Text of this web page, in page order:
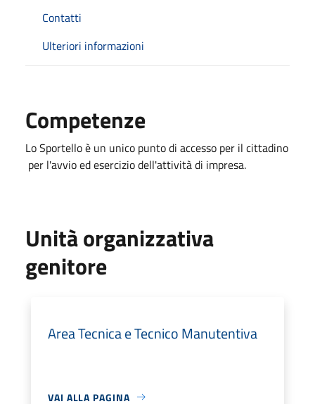
Contatti
Ulteriori informazioni
Competenze
Lo Sportello è un unico punto di accesso per il cittadino
per l'avvio ed esercizio dell'attività di impresa.
Unità organizzativa
genitore
Area Tecnica e Tecnico Manutentiva
VAI ALLA PAGINA